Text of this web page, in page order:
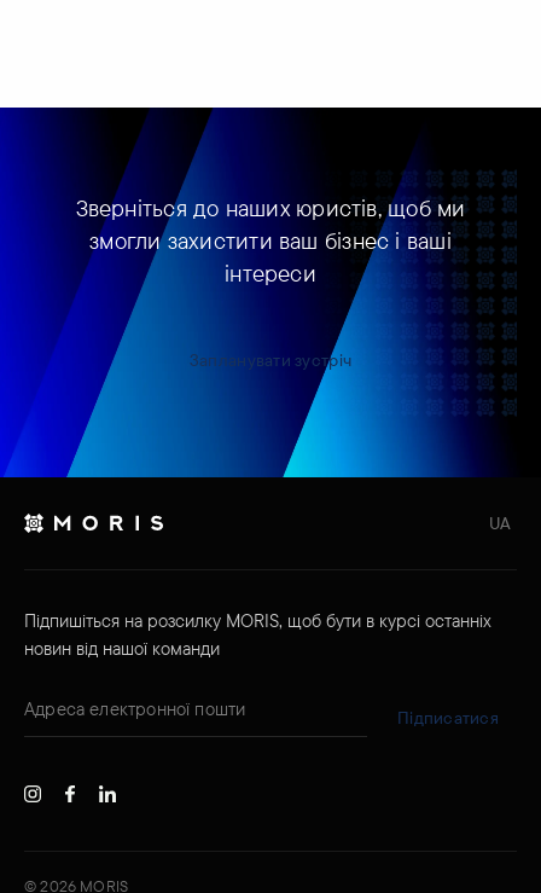
Зверніться до наших юристів, щоб ми
змогли захистити ваш бізнес і ваші
інтереси
Запланувати зустріч
UA
Підпишіться на розсилку MORIS, щоб бути в курсі останніх
новин від нашої команди
Підписатися
©2026 MORIS